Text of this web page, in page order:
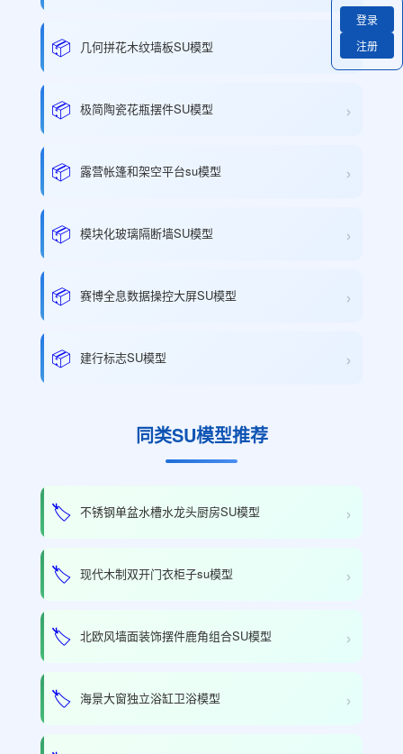
📦 几何拼花木纹墙板SU模型
📦 极简陶瓷花瓶摆件SU模型 ›
📦 露营帐篷和架空平台su模型 ›
📦 模块化玻璃隔断墙SU模型 ›
📦 赛博全息数据操控大屏SU模型 ›
📦 建行标志SU模型 ›
同类SU模型推荐
🏷️ 不锈钢单盆水槽水龙头厨房SU模型 ›
🏷️ 现代木制双开门衣柜子su模型 ›
🏷️ 北欧风墙面装饰摆件鹿角组合SU模型 ›
🏷️ 海景大窗独立浴缸卫浴模型 ›
登录
注册